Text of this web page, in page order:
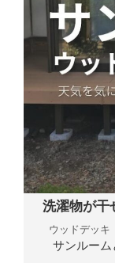
洗濯物が干
ウッドデッキ
サンルーム